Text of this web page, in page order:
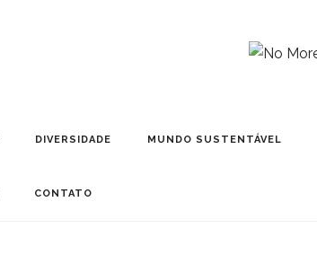
DIVERSIDADE MUNDO SUSTENTÁVEL
CONTATO